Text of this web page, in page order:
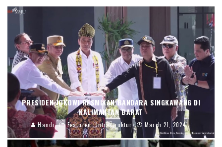
PRESIDEN JOKOWI RESMIKAN BANDARA SINGKAWANG DI
KALIMANTAN BARAT
Handi Featured Infrastruktur March 21, 2024